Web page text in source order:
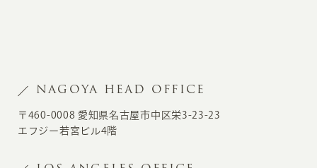
NAGOYA HEAD OFFICE
〒460-0008 愛知県名古屋市中区栄3-23-23
エフジー若宮ビル4階